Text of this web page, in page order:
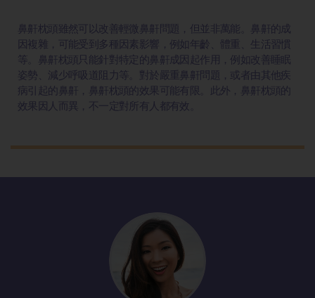
鼻鼾枕頭雖然可以改善輕微鼻鼾問題，但並非萬能。鼻鼾的成
因複雜，可能受到多種因素影響，例如年齡、體重、生活習慣
等。鼻鼾枕頭只能針對特定的鼻鼾成因起作用，例如改善睡眠
姿勢、減少呼吸道阻力等。對於嚴重鼻鼾問題，或者由其他疾
病引起的鼻鼾，鼻鼾枕頭的效果可能有限。此外，鼻鼾枕頭的
效果因人而異，不一定對所有人都有效。